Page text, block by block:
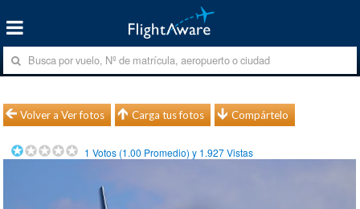
Volver a Ver fotos Carga tus fotos Compártelo
1 Votos (1.00 Promedio) y 1.927Vistas